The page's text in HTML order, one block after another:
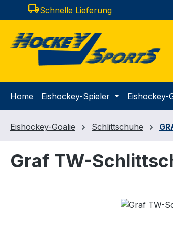
Hauptinhalt springen
Zur Suche springen
Zur Hauptnavigation springen
local_shippingSchnelle Lieferung
Home Eishockey-Spieler Eishockey-
Eishockey-Goalie Schlittschuhe
Graf TW-